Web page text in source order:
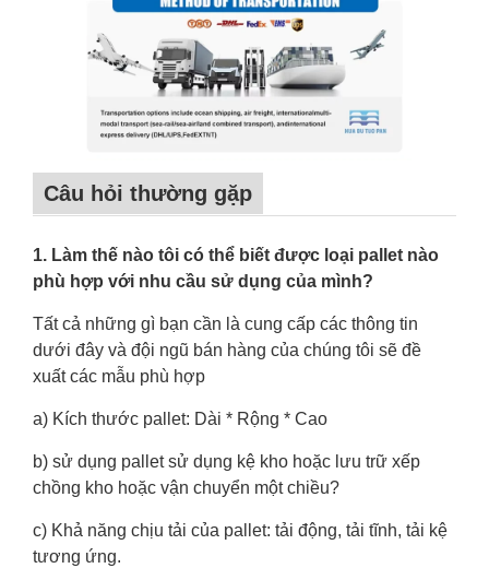
Câu hỏi thường gặp
1. Làm thế nào tôi có thể biết được loại pallet nào
phù hợp với nhu cầu sử dụng của mình?
Tất cả những gì bạn cần là cung cấp các thông tin
dưới đây và đội ngũ bán hàng của chúng tôi sẽ đề
xuất các mẫu phù hợp
a) Kích thước pallet: Dài * Rộng * Cao
b) sử dụng pallet sử dụng kệ kho hoặc lưu trữ xếp
chồng kho hoặc vận chuyển một chiều?
c) Khả năng chịu tải của pallet: tải động, tải tĩnh, tải kệ
tương ứng.